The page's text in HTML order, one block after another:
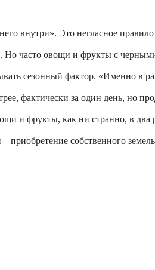
внутри». Это негласное
Но часто овощи и фрукты с
сезонный фактор. «Именно
фактически за один день, но
и фрукты, как ни странно, в два
собственного